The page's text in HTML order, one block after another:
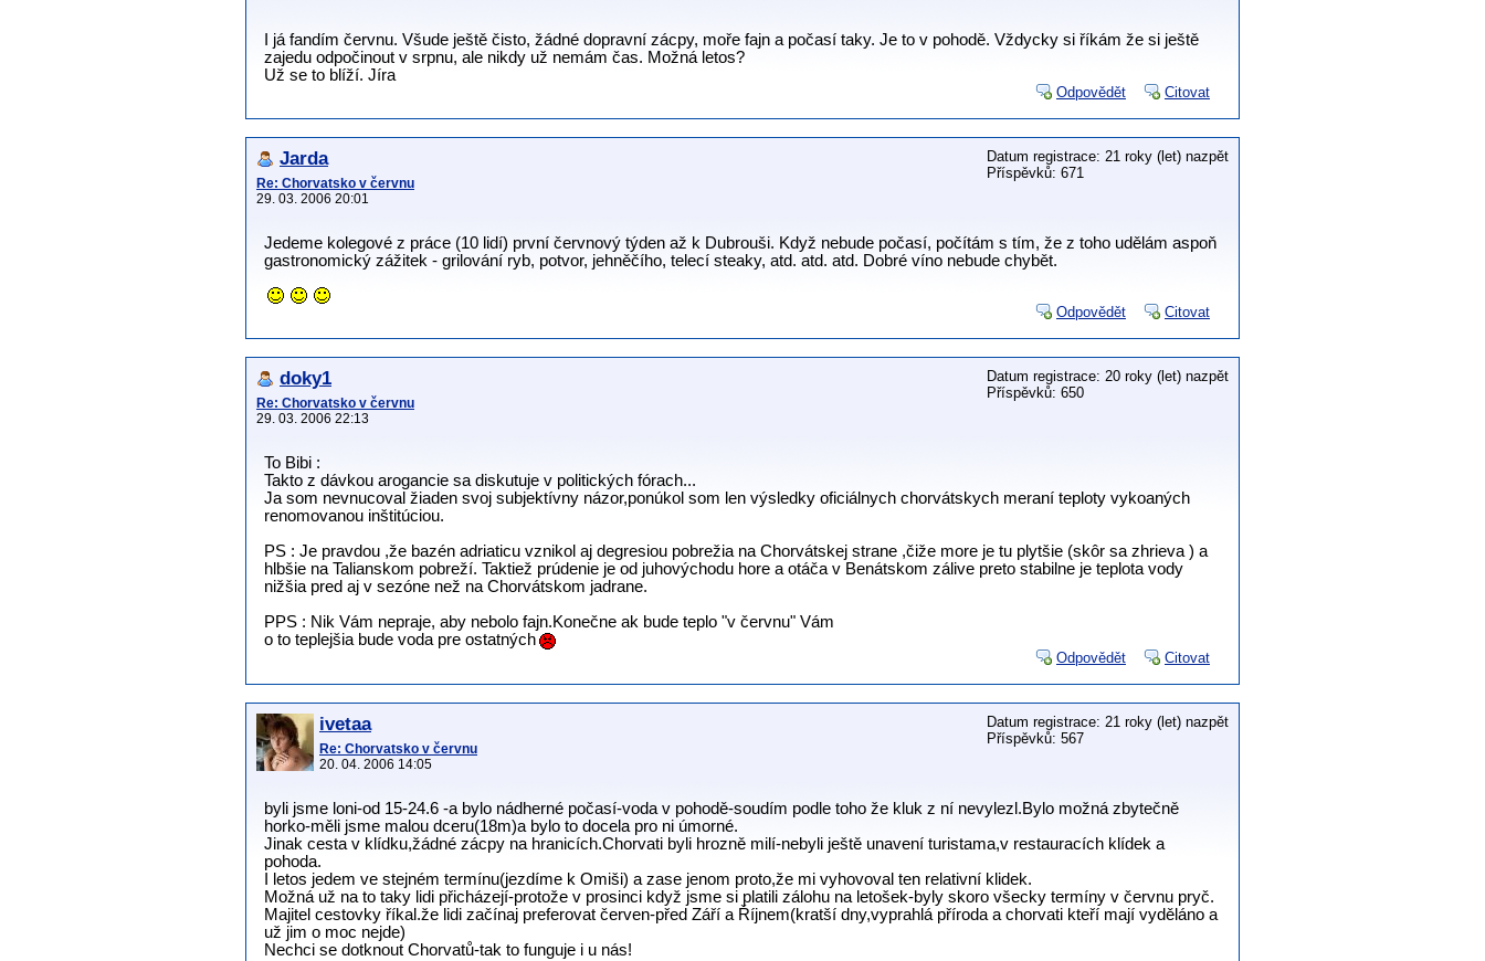
I já fandím červnu. Všude ještě čisto, žádné dopravní zácpy, moře fajn a počasí taky. Je to v pohodě. Vždycky si říkám že si ještě
zajedu odpočinout v srpnu, ale nikdy už nemám čas. Možná letos?
Už se to blíží. Jíra
Odpovědět Citovat
Jarda
Re: Chorvatsko v červnu
29. 03. 2006 20:01
Datum registrace: 21 roky (let) nazpět
Příspěvků: 671
Jedeme kolegové z práce (10 lidí) první červnový týden až k Dubrouši. Když nebude počasí, počítám s tím, že z toho udělám aspoň
gastronomický zážitek - grilování ryb, potvor, jehněčího, telecí steaky, atd. atd. atd. Dobré víno nebude chybět.
Odpovědět Citovat
doky1
Re: Chorvatsko v červnu
29. 03. 2006 22:13
Datum registrace: 20 roky (let) nazpět
Příspěvků: 650
To Bibi :
Takto z dávkou arogancie sa diskutuje v politických fórach...
Ja som nevnucoval žiaden svoj subjektívny názor,ponúkol som len výsledky oficiálnych chorvátskych meraní teploty vykoaných
renomovanou inštitúciou.
PS : Je pravdou ,že bazén adriaticu vznikol aj degresiou pobrežia na Chorvátskej strane ,čiže more je tu plytšie (skôr sa zhrieva ) a
hlbšie na Talianskom pobreží. Taktiež prúdenie je od juhovýchodu hore a otáča v Benátskom zálive preto stabilne je teplota vody
nižšia pred aj v sezóne než na Chorvátskom jadrane.
PPS : Nik Vám nepraje, aby nebolo fajn.Konečne ak bude teplo "v červnu" Vám
o to teplejšia bude voda pre ostatných
Odpovědět Citovat
ivetaa
Re: Chorvatsko v červnu
20. 04. 2006 14:05
Datum registrace: 21 roky (let) nazpět
Příspěvků: 567
byli jsme loni-od 15-24.6 -a bylo nádherné počasí-voda v pohodě-soudím podle toho že kluk z ní nevylezl.Bylo možná zbytečně
horko-měli jsme malou dceru(18m)a bylo to docela pro ni úmorné.
Jinak cesta v klídku,žádné zácpy na hranicích.Chorvati byli hrozně milí-nebyli ještě unavení turistama,v restauracích klídek a
pohoda.
I letos jedem ve stejném termínu(jezdíme k Omiši) a zase jenom proto,že mi vyhovoval ten relativní klidek.
Možná už na to taky lidi přicházejí-protože v prosinci když jsme si platili zálohu na letošek-byly skoro všecky termíny v červnu pryč.
Majitel cestovky říkal.že lidi začínaj preferovat červen-před Září a Říjnem(kratší dny,vyprahlá příroda a chorvati kteří mají vyděláno a
už jim o moc nejde)
Nechci se dotknout Chorvatů-tak to funguje i u nás!